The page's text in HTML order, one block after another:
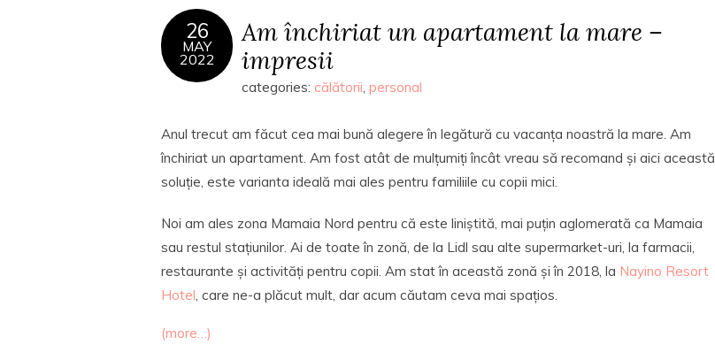
26
MAY
2022
Am închiriat un apartament la mare –
impresii
categories: călătorii, personal
Anul trecut am făcut cea mai bună alegere în legătură cu vacanța noastră la mare. Am
închiriat un apartament. Am fost atât de mulțumiți încât vreau să recomand și aici această
soluție, este varianta ideală mai ales pentru familiile cu copii mici.
Noi am ales zona Mamaia Nord pentru că este liniștită, mai puțin aglomerată ca Mamaia
sau restul stațiunilor. Ai de toate în zonă, de la Lidl sau alte supermarket-uri, la farmacii,
restaurante și activități pentru copii. Am stat în această zonă și în 2018, la Nayino Resort
Hotel, care ne-a plăcut mult, dar acum căutam ceva mai spațios.
(more…)